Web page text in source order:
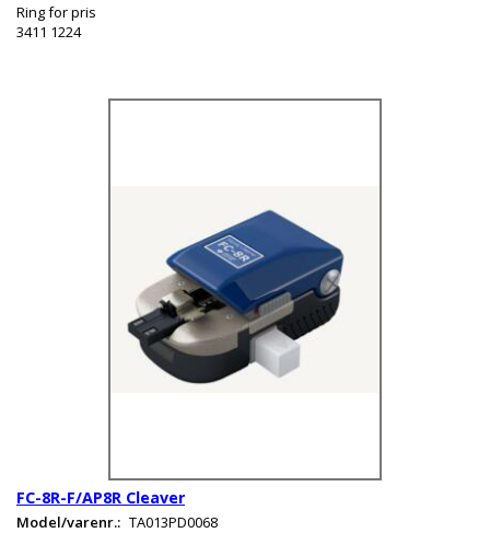
Ring for pris
3411 1224
FC-8R-F/AP8R Cleaver
Model/varenr.: TA013PD0068